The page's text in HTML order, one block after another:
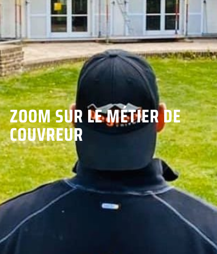
ZOOM SUR LE MÉTIER DE
COUVREUR